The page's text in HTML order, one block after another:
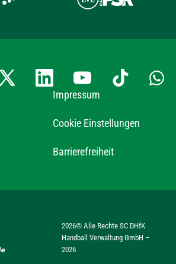
Impressum
Cookie Einstellungen
Barrierefreiheit
2026© Alle Rechte SC DHfK
Handball Verwaltung GmbH –
2026